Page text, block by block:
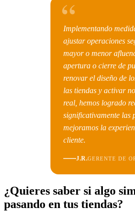
“
Implementando
ajustar operaciones
mayor o menor
apertura o cierre de
renovar el diseño de
las tiendas y activar
real, hemos logrado
significativamente las
mejoramos la
cliente.
J.R.GERENTE DE
¿Quieres saber si algo
pasando en tus tiendas?